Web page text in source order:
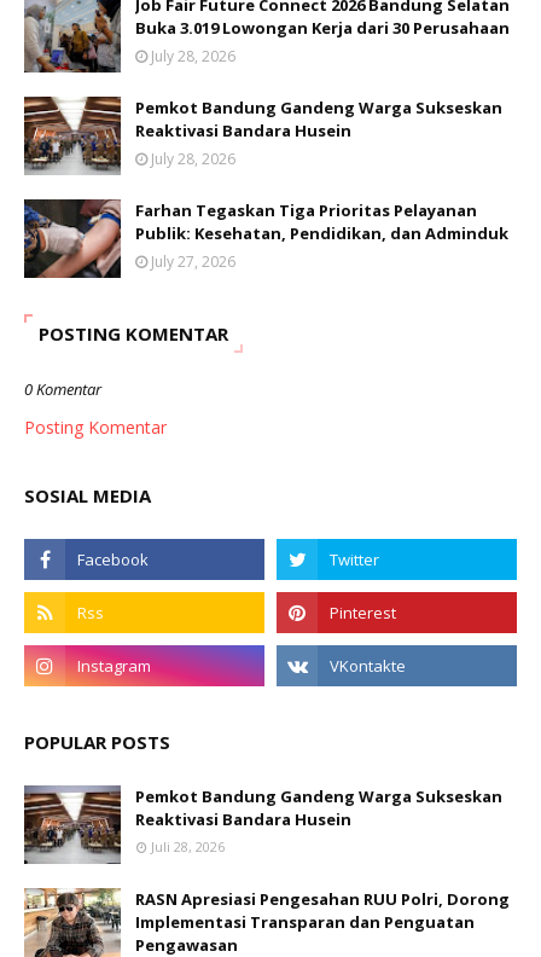
Job Fair Future Connect 2026 Bandung Selatan
Buka 3.019 Lowongan Kerja dari 30 Perusahaan
July 28, 2026
Pemkot Bandung Gandeng Warga Sukseskan
Reaktivasi Bandara Husein
July 28, 2026
Farhan Tegaskan Tiga Prioritas Pelayanan
Publik: Kesehatan, Pendidikan, dan Adminduk
July 27, 2026
POSTING KOMENTAR
0 Komentar
Posting Komentar
SOSIAL MEDIA
POPULAR POSTS
Pemkot Bandung Gandeng Warga Sukseskan
Reaktivasi Bandara Husein
Juli 28, 2026
RASN Apresiasi Pengesahan RUU Polri, Dorong
Implementasi Transparan dan Penguatan
Pengawasan